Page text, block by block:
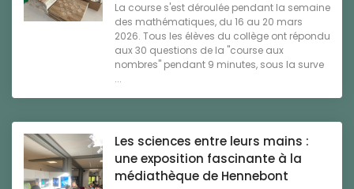
La course s'est déroulée pendant la semaine
des mathématiques, du 16 au 20 mars
2026. Tous les élèves du collège ont répondu
aux 30 questions de la "course aux
nombres" pendant 9 minutes, sous la surve
...
Les sciences entre leurs mains :
une exposition fascinante à la
médiathèque de Hennebont